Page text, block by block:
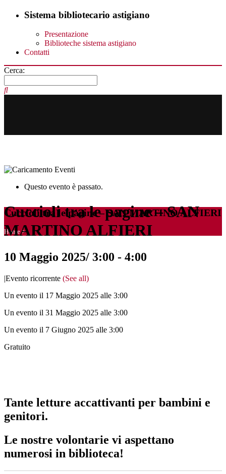
Sistema bibliotecario astigiano
Presentazione
Biblioteche sistema astigiano
Contatti
Cerca:
Cuccioli tra le pagine – SAN MARTINO ALFIERI
Home>
Questo evento è passato.
Cuccioli tra le pagine – SAN
MARTINO ALFIERI
10 Maggio 2025/ 3:00 - 4:00
|Evento ricorrente (See all)
Un evento il 17 Maggio 2025 alle 3:00
Un evento il 31 Maggio 2025 alle 3:00
Un evento il 7 Giugno 2025 alle 3:00
Gratuito
Tante letture accattivanti per bambini e
genitori.
Le nostre volontarie vi aspettano
numerosi in biblioteca!